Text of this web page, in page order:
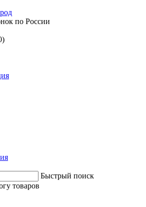
по России
Быстрый поиск
товаров